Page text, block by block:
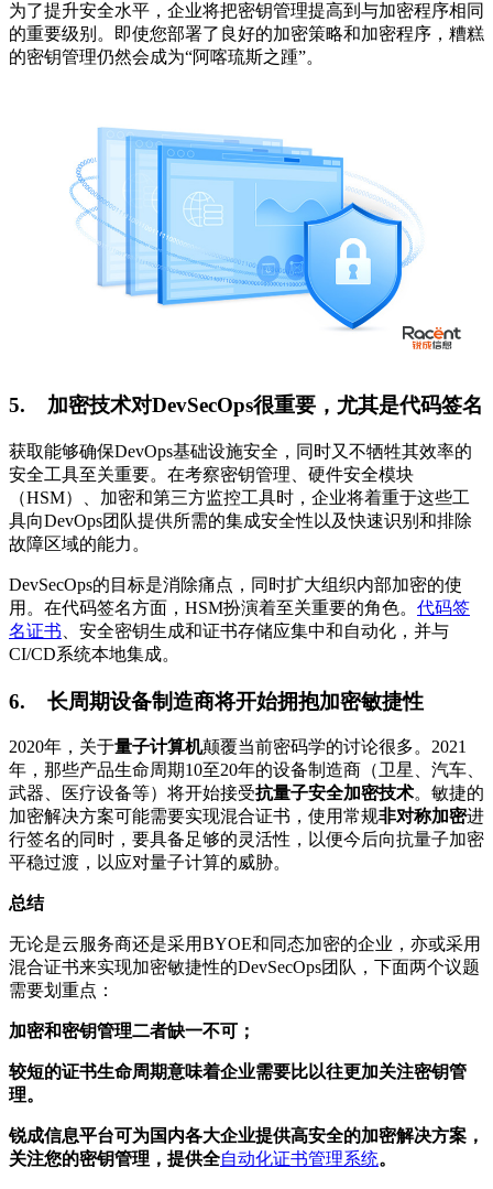
为了提升安全水平，企业将把密钥管理提高到与加密程序相同
的重要级别。即使您部署了良好的加密策略和加密程序，糟糕
的密钥管理仍然会成为“阿喀琉斯之踵”。
5. 加密技术对DevSecOps很重要，尤其是代码签名
获取能够确保DevOps基础设施安全，同时又不牺牲其效率的
安全工具至关重要。在考察密钥管理、硬件安全模块
（HSM）、加密和第三方监控工具时，企业将着重于这些工
具向DevOps团队提供所需的集成安全性以及快速识别和排除
故障区域的能力。
DevSecOps的目标是消除痛点，同时扩大组织内部加密的使
用。在代码签名方面， HSM扮演着至关重要的角色。 代码签
名证书 、安全密钥生成和证书存储应集中和自动化，并与
CI/CD系统本地集成。
6. 长周期设备制造商将开始拥抱加密敏捷性
2020年，关于量子计算机颠覆当前密码学的讨论很多。 2021
年，那些产品生命周期10至20年的设备制造商（卫星、汽车、
武器、医疗设备等）将开始接受抗量子安全加密技术。敏捷的
加密解决方案可能需要实现混合证书，使用常规非对称加密进
行签名的同时，要具备足够的灵活性，以便今后向抗量子加密
平稳过渡，以应对量子计算的威胁。
总结
无论是云服务商还是采用BYOE和同态加密的企业，亦或采用
混合证书来实现加密敏捷性的DevSecOps团队，下面两个议题
需要划重点：
加密和密钥管理二者缺一不可；
较短的证书生命周期意味着企业需要比以往更加关注密钥管
理。
锐成信息平台可为国内各大企业提供高安全的加密解决方案，
关注您的密钥管理，提供全自动化证书管理系统。